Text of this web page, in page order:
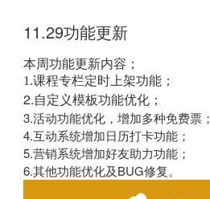
11.29功能更新
本周功能更新内容；
1.课程专栏定时上架功能；
2.自定义模板功能优化；
3.活动功能优化，增加多种免费票；
4.互动系统增加日历打卡功能；
5.营销系统增加好友助力功能；
6.其他功能优化及BUG修复。